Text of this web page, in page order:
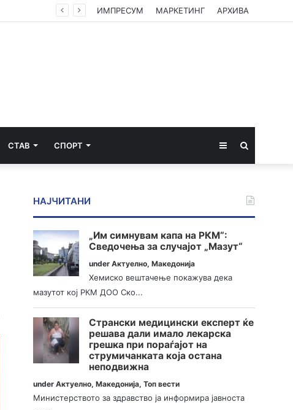
ИМПРЕСУМ МАРКЕТИНГ АРХИВА
СТАВ СПОРТ Sidebar
НАЈЧИТАНИ
„Им симнувам капа на РКМ“:
Сведочења за случајот „Мазут“
underАктуелно,Македонија
Хемиско вештачење покажува дека
мазутот кој РКМ ДОО Ско...
Странски медицински експерт ќе
решава дали имало лекарска
грешка при пораѓајот на
струмичанката која остана
неподвижна
underАктуелно,Македонија,Топ вести
Министерството за здравство ја информира јавноста